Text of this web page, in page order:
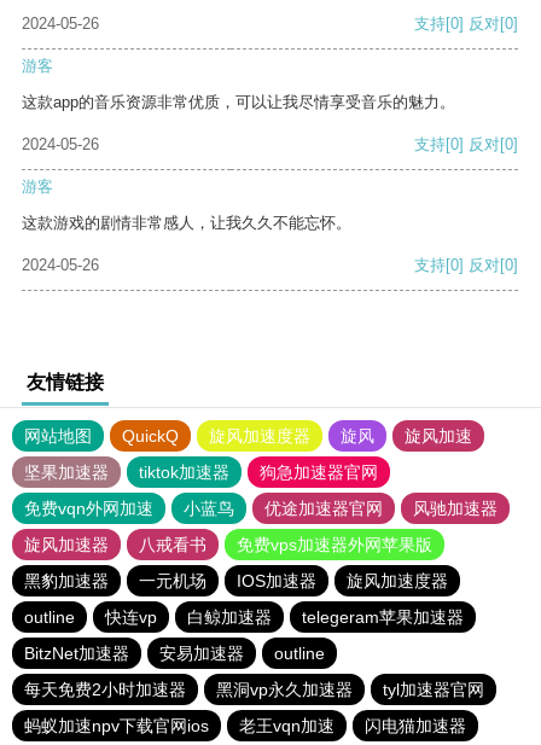
2024-05-26 支持[0] 反对[0]
游客
这款app的音乐资源非常优质，可以让我尽情享受音乐的魅力。
2024-05-26 支持[0] 反对[0]
游客
这款游戏的剧情非常感人，让我久久不能忘怀。
2024-05-26 支持[0] 反对[0]
友情链接
网站地图 QuickQ 旋风加速度器 旋风
旋风加速
坚果加速器
tiktok加速器
狗急加速器官网
免费vqn外网加速
小蓝鸟 优途加速器官网
风驰加速器
旋风加速器
八戒看书
免费vps加速器外网苹果版
黑豹加速器
一元机场 IOS加速器
旋风加速度器
outline
快连vp 白鲸加速器
telegeram苹果加速器
BitzNet加速器
安易加速器
outline
每天免费2小时加速器
黑洞vp永久加速器
tyl加速器官网
蚂蚁加速npv下载官网ios
老王vqn加速 闪电猫加速器